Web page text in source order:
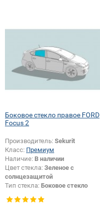
Боковое стекло правое FORD
Focus 2
Производитель: Sekurit
Класс: Премиум
Наличие: В наличии
Цвет стекла: Зеленое с
солнцезащитой
Тип стекла: Боковое стекло